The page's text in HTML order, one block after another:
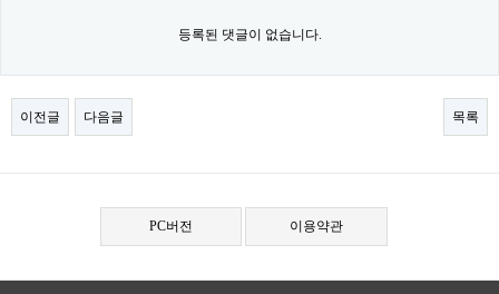
등록된 댓글이 없습니다.
이전글 다음글 목록
PC버전 이용약관